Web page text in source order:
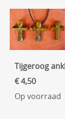
Tijgeroog
€ 4,50
Op voorraad